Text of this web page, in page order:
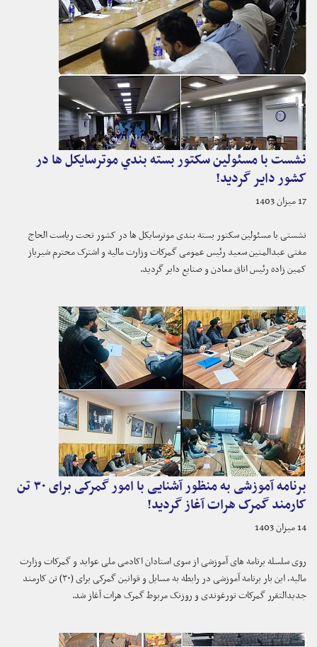
نشست با مسئولین سکتور بسته بندي موترسایکل ها در
کشور دایر گردید!
17 میزان 1403
نشستی با مسئولین سکتور بسته بندی موترسایکل ها در کشور تحت ریاست الحاج
مفتی عبدالمتین سعید رئیس عمومی گمرکات وزارت مالیه و اشترک محترم شیرباز
کمین زاده رئیس اتاق معادن و صنایع دایر گردید.
برنامه آموزشی به منظور آشنایی با امور گمرکی برای ۳۰ تن
کارمند گمرک هرات آغاز گردید!
14 میزان 1403
روی سلسله برنامه های آموزشی از سوی استادان اکادمی ملی عواید و گمرکات وزارت
مالیه، این بار برنامه آموزشی در رابطه به مسایل و قوانین گمرکی برای (۳۰) تن کارمند
جدیدالتقرر گمرکات تورغوندی و روزنک مربوط گمرک هرات آغاز شد.